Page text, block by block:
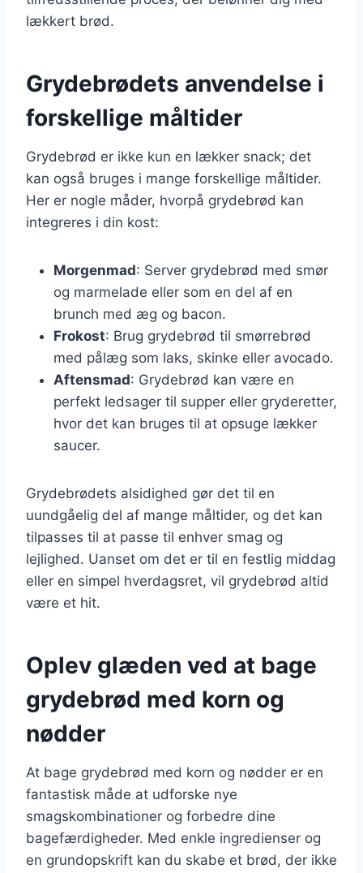
lækkert brød.
Grydebrødets anvendelse i
forskellige måltider
Grydebrød er ikke kun en lækker snack; det
kan også bruges i mange forskellige måltider.
Her er nogle måder, hvorpå grydebrød kan
integreres i din kost:
Morgenmad: Server grydebrød med smør
og marmelade eller som en del af en
brunch med æg og bacon.
Frokost: Brug grydebrød til smørrebrød
med pålæg som laks, skinke eller avocado.
Aftensmad: Grydebrød kan være en
perfekt ledsager til supper eller gryderetter,
hvor det kan bruges til at opsuge lækker
saucer.
Grydebrødets alsidighed gør det til en
uundgåelig del af mange måltider, og det kan
tilpasses til at passe til enhver smag og
lejlighed. Uanset om det er til en festlig middag
eller en simpel hverdagsret, vil grydebrød altid
være et hit.
Oplev glæden ved at bage
grydebrød med korn og
nødder
At bage grydebrød med korn og nødder er en
fantastisk måde at udforske nye
smagskombinationer og forbedre dine
bagefærdigheder. Med enkle ingredienser og
en grundopskrift kan du skabe et brød, der ikke